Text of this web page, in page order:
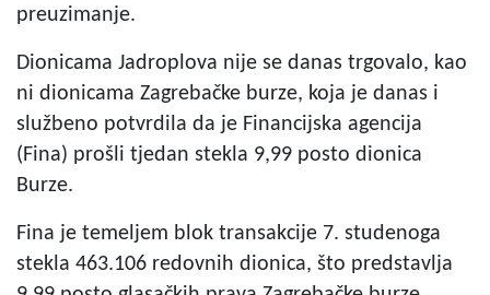
preuzimanje.
Dionicama Jadroplova nije se danas trgovalo, kao
ni dionicama Zagrebačke burze, koja je danas i
službeno potvrdila da je Financijska agencija
(Fina) prošli tjedan stekla 9,99 posto dionica
Burze.
Fina je temeljem blok transakcije 7. studenoga
stekla 463.106 redovnih dionica, što predstavlja